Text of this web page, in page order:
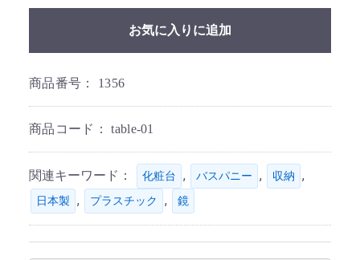
お気に入りに追加
商品番号： 1356
商品コード：table-01
関連キーワード： 化粧台 , バスパニー , 収納 ,
日本製 , プラスチック , 鏡